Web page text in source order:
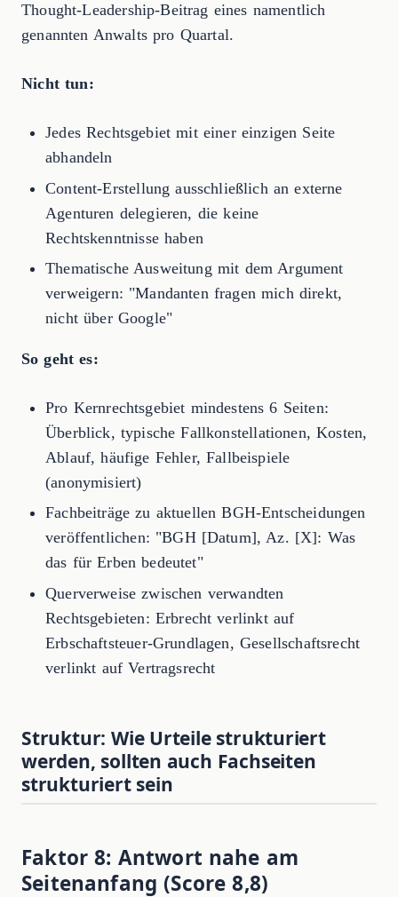
Thought-Leadership-Beitrag eines namentlich
genannten Anwalts pro Quartal.
Nicht tun:
Jedes Rechtsgebiet mit einer einzigen Seite
abhandeln
Content-Erstellung ausschließlich an externe
Agenturen delegieren, die keine
Rechtskenntnisse haben
Thematische Ausweitung mit dem Argument
verweigern: "Mandanten fragen mich direkt,
nicht über Google"
So geht es:
Pro Kernrechtsgebiet mindestens 6 Seiten:
Überblick, typische Fallkonstellationen, Kosten,
Ablauf, häufige Fehler, Fallbeispiele
(anonymisiert)
Fachbeiträge zu aktuellen BGH-Entscheidungen
veröffentlichen: "BGH [Datum], Az. [X]: Was
das für Erben bedeutet"
Querverweise zwischen verwandten
Rechtsgebieten: Erbrecht verlinkt auf
Erbschaftsteuer-Grundlagen, Gesellschaftsrecht
verlinkt auf Vertragsrecht
Struktur: Wie Urteile strukturiert
werden, sollten auch Fachseiten
strukturiert sein
Faktor 8: Antwort nahe am
Seitenanfang (Score 8,8)